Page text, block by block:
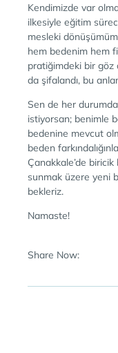
Kendimizde var
ilkesiyle eğitim
mesleki
hem bedenim hem
pratiğimdeki bir göz
da şifalandı, bu
Sen de her
istiyorsan; benimle
bedenine mevcut
beden
Çanakkale’de
sunmak üzere yeni
bekleriz.
Namaste!
Share Now: